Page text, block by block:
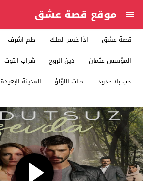
موقع قصة عشق
قصة عشق اذا خسر الملك حلم اشرف
المؤسس عثمان
دين الروح شراب التوت
حب بلا حدود
حبات اللؤلؤ المدينة البعيدة